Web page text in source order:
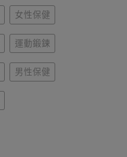
女性保健
運動鍛鍊
男性保健